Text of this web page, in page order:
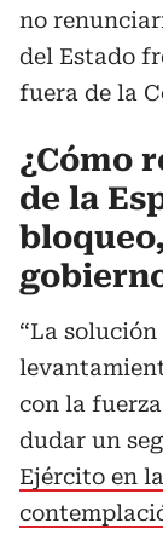
no
del Estado
fuera de la
¿Cómo
de la
“La
con la
dudar un
Ejército en